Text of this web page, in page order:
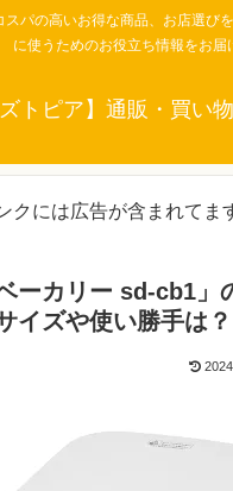
スパの高いお得な商品、お店選び
に使うためのお役立ち情報をお届
ズトピア】通販・買い
クには広告が含まれてま
ーカリー sd-cb1」
イズや使い勝手は？